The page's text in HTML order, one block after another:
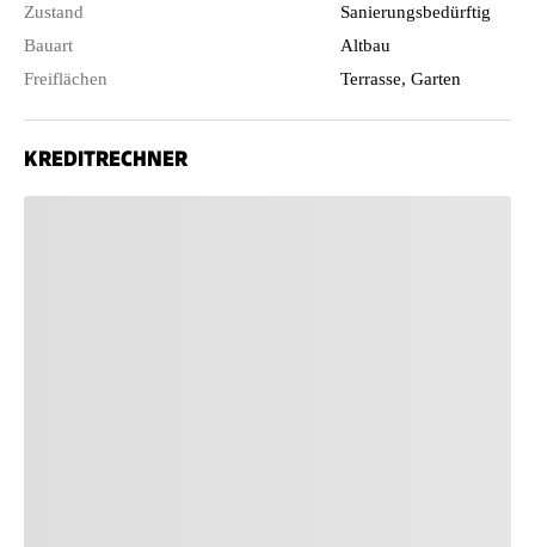
Zustand
Sanierungsbedürftig
Bauart
Altbau
Freiflächen
Terrasse, Garten
KREDITRECHNER